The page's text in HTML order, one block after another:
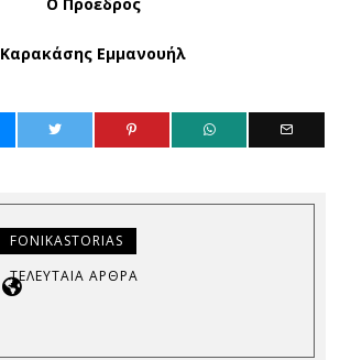
Καρακάσης Εμμανουήλ
FONIKASTORIAS
ΤΕΛΕΥΤΑΊΑ ΆΡΘΡΑ